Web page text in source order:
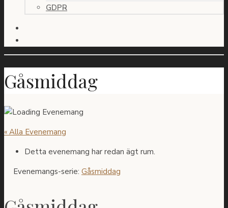
GDPR
Gåsmiddag
« Alla Evenemang
Detta evenemang har redan ägt rum.
Evenemangs-serie: Gåsmiddag